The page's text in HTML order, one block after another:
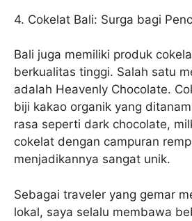
4. Cokelat Bali: Surga bagi
Bali juga memiliki produk
berkualitas tinggi. Salah satu
adalah Heavenly Chocolate.
biji kakao organik yang
rasa seperti dark chocolate,
cokelat dengan campuran
menjadikannya sangat unik.
Sebagai traveler yang gemar
lokal, saya selalu membawa